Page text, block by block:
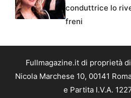
conduttrice lo
freni
Fullmagazine.it di proprietà
Nicola Marchese 10, 00141
e Partita I.V.A.